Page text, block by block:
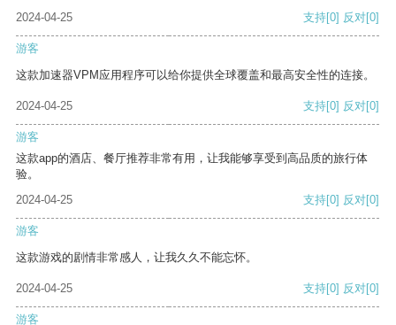
2024-04-25
支持[0] 反对[0]
游客
这款加速器VPM应用程序可以给你提供全球覆盖和最高安全性的连接。
2024-04-25 支持[0] 反对[0]
游客
这款app的酒店、餐厅推荐非常有用，让我能够享受到高品质的旅行体
验。
2024-04-25
支持[0] 反对[0]
游客
这款游戏的剧情非常感人，让我久久不能忘怀。
2024-04-25 支持[0] 反对[0]
游客